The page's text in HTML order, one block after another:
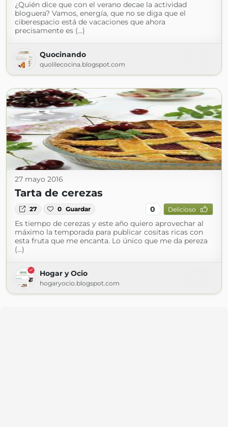
¿Quién dice que con el verano decae la actividad
bloguera? Vamos, energía, que no se diga que el
ciberespacio está de vacaciones que ahora
precisamente es (...)
Quocinando
quolilecocina.blogspot.com
27 mayo 2016
Tarta de cerezas
27 0 Guardar 0 Delicioso
Es tiempo de cerezas y este año quiero aprovechar al
máximo la temporada para publicar cositas ricas con
esta fruta que me encanta. Lo único que me da pereza
(...)
Hogar y Ocio
hogaryocio.blogspot.com